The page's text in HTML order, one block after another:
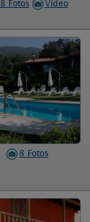
8 Fotos Video
8 Fotos